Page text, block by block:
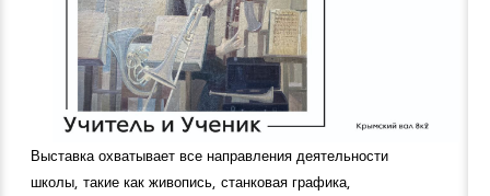
Выставка охватывает все направления деятельности
школы, такие как живопись, станковая графика,